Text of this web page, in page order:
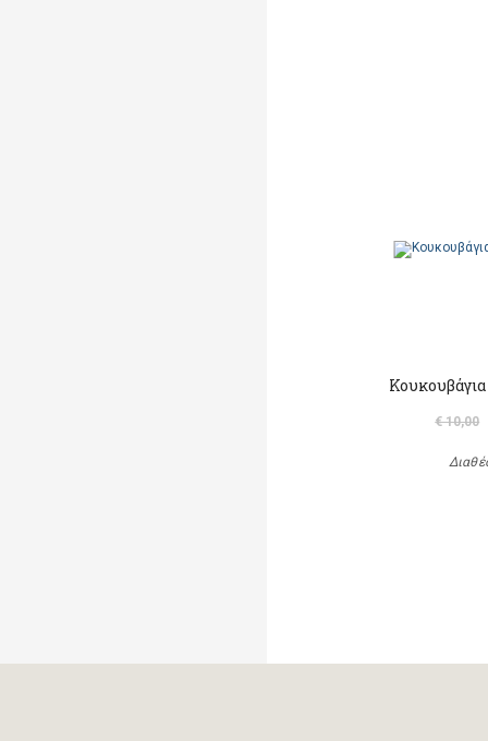
€ 10,00